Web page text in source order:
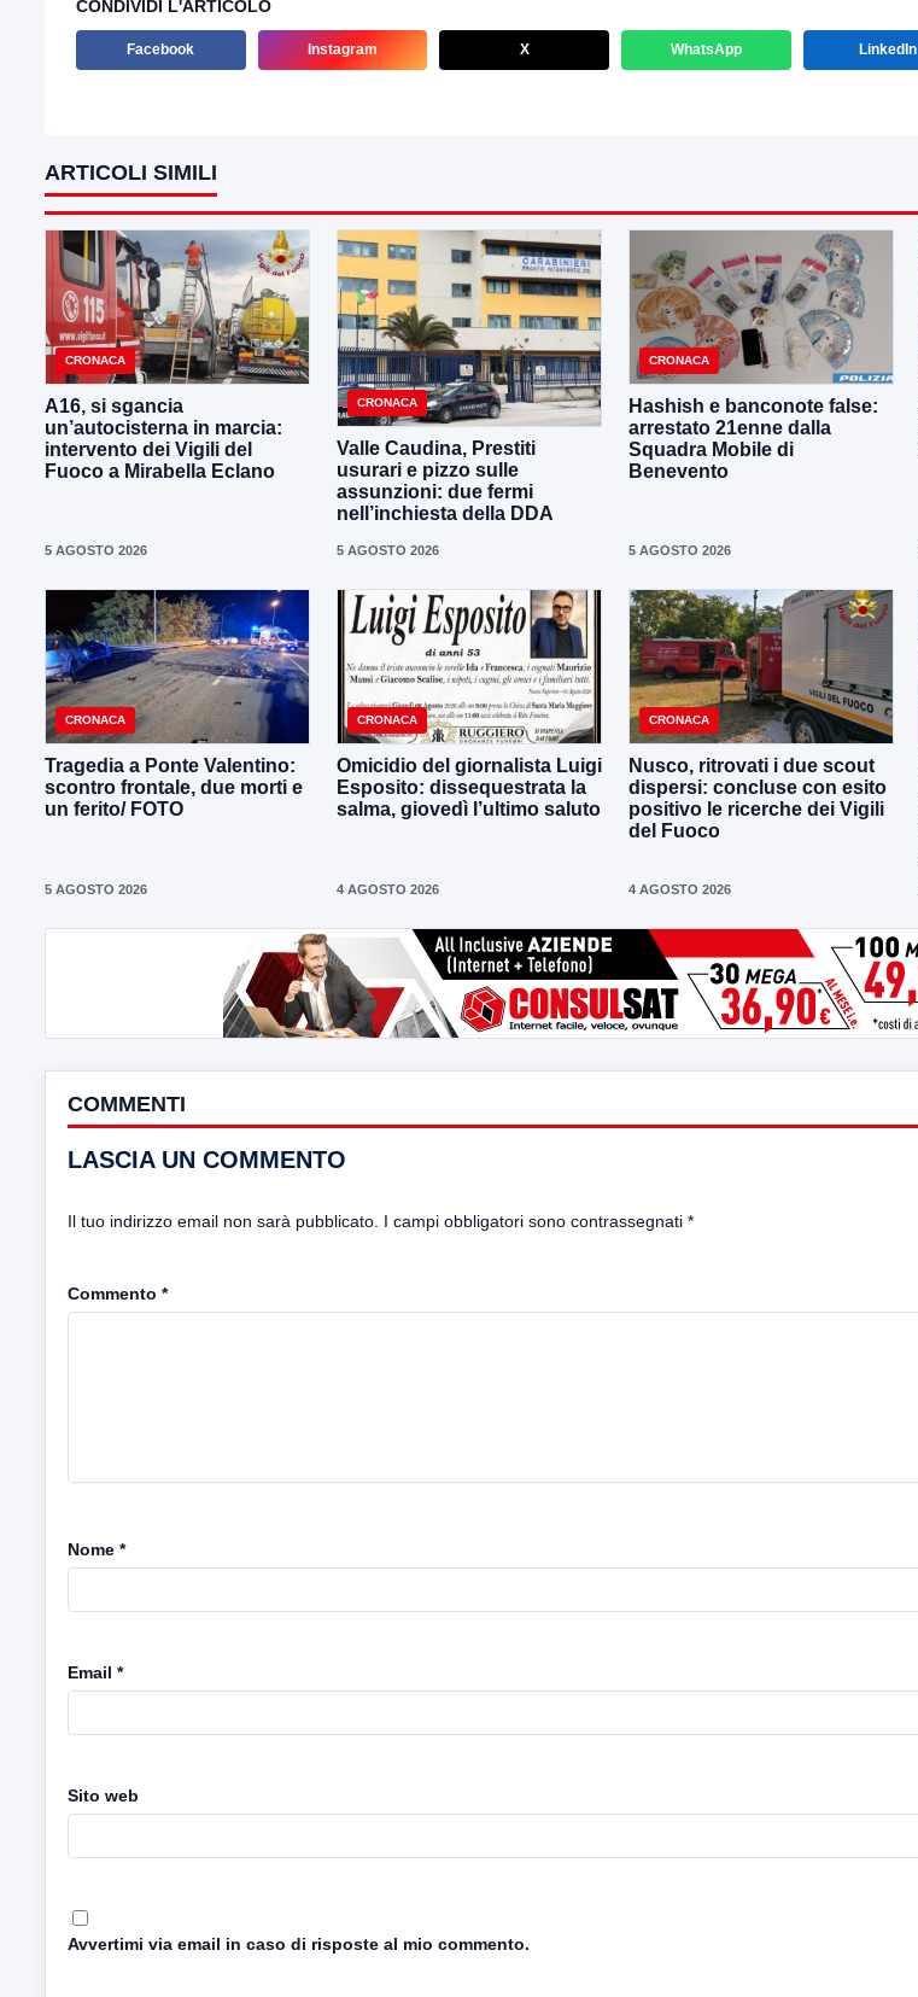
CONDIVIDI L'ARTICOLO
Facebook Instagram X WhatsApp LinkedIn
ARTICOLI SIMILI
CRONACA
A16, si sgancia
un’autocisterna in marcia:
intervento dei Vigili del
Fuoco a Mirabella Eclano
5 AGOSTO 2026
CRONACA
Valle Caudina, Prestiti
usurari e pizzo sulle
assunzioni: due fermi
nell’inchiesta della DDA
5 AGOSTO 2026
CRONACA
Hashish e banconote false:
arrestato 21enne dalla
Squadra Mobile di
Benevento
5 AGOSTO 2026
CRONACA
Tragedia a Ponte Valentino:
scontro frontale, due morti e
un ferito/ FOTO
5 AGOSTO 2026
CRONACA
Omicidio del giornalista Luigi
Esposito: dissequestrata la
salma, giovedì l’ultimo saluto
4 AGOSTO 2026
CRONACA
Nusco, ritrovati i due scout
dispersi: concluse con esito
positivo le ricerche dei Vigili
del Fuoco
4 AGOSTO 2026
COMMENTI
LASCIA UN COMMENTO
Il tuo indirizzo email non sarà pubblicato. I campi obbligatori sono contrassegnati *
Commento *
Nome *
Email *
Sito web
Avvertimi via email in caso di risposte al mio commento.